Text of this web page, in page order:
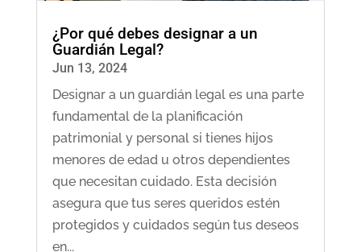
¿Por qué debes designar a un
Guardián Legal?
Jun 13, 2024
Designar a un guardián legal es una parte
fundamental de la planificación
patrimonial y personal si tienes hijos
menores de edad u otros dependientes
que necesitan cuidado. Esta decisión
asegura que tus seres queridos estén
protegidos y cuidados según tus deseos
en...